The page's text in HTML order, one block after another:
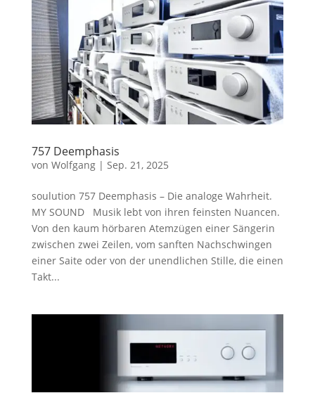
757 Deemphasis
von Wolfgang| Sep. 21, 2025
soulution 757 Deemphasis – Die analoge Wahrheit.
MY SOUND Musik lebt von ihren feinsten Nuancen.
Von den kaum hörbaren Atemzügen einer Sängerin
zwischen zwei Zeilen, vom sanften Nachschwingen
einer Saite oder von der unendlichen Stille, die einen
Takt...